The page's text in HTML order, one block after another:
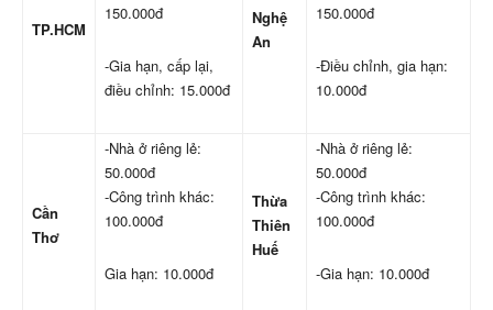
TP.HCM
150.000đ
-Gia hạn, cấp lại,
điều chỉnh: 15.000đ
Nghệ
An
150.000đ
-Điều chỉnh, gia hạn:
10.000đ
Cần
Thơ
-Nhà ở riêng lẻ:
50.000đ
-Công trình khác:
100.000đ
Gia hạn: 10.000đ
Thừa
Thiên
Huế
-Nhà ở riêng lẻ:
50.000đ
-Công trình khác:
100.000đ
-Gia hạn: 10.000đ